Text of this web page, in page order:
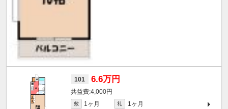
101 6.6万円
4,000円
敷 1ヶ月 礼
1ヶ月